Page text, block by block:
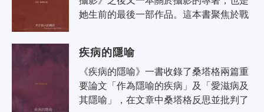
她生前的最後一部作品。這本書聚焦於戰
疾病的隱喻
《疾病的隱喻》一書收錄了桑塔格兩篇重
要論文「作為隱喻的疾病」及「愛滋病及
其隱喻」，在文章中桑塔格反思並批判了